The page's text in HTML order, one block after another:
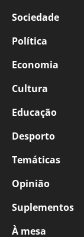
Sociedade
Política
Economia
Cultura
Educação
Desporto
Temáticas
Opinião
Suplementos
À mesa